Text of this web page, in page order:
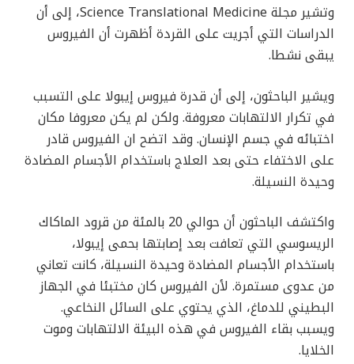
وتشير مجلة Science Translational Medicine، إلى أن
الدراسات التي أجريت على القردة أظهرت أن الفيروس
يبقى نشطا.
ويشير الباحثون، إلى أن قدرة فيروس إيبولا على التسبب
في تكرار الالتهابات معروفة. ولكن لم يكن معروفا مكان
اختبائه في جسم الإنسان. وقد اتضح ان الفيروس قادر
على الاختفاء حتى بعد العلاج باستخدام الأجسام المضادة
وحيدة النسيلة.
واكتشف الباحثون أن حوالي 20 بالمئة من قرود الماكاك
الريسوسي التي تعافت بعد إصابتها بحمى إيبولا،
باستخدام الأجسام المضادة وحيدة النسيلة، كانت تعاني
من عدوى مستمرة. لأن الفيروس كان مختبئا في الجهاز
البطيني للدماغ، الذي يحتوي على السائل النخاعي.
ويسبب بقاء الفيروس في هذه البيئة الالتهابات وموت
الخلايا.